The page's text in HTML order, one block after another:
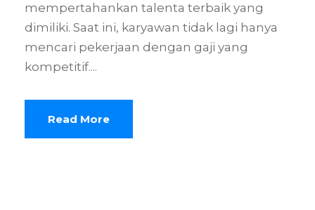
mempertahankan talenta terbaik yang
dimiliki. Saat ini, karyawan tidak lagi hanya
mencari pekerjaan dengan gaji yang
kompetitif....
Read More